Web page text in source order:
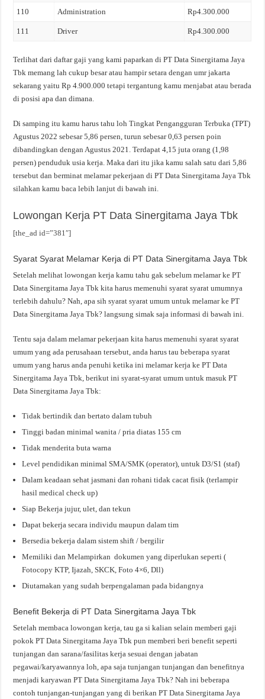
110 Administration Rp4.300.000
111 Driver Rp4.300.000
Terlihat dari daftar gaji yang kami paparkan di PT Data Sinergitama Jaya
Tbk memang lah cukup besar atau hampir setara dengan umr jakarta
sekarang yaitu Rp 4.900.000 tetapi tergantung kamu menjabat atau berada
di posisi apa dan dimana.
Di samping itu kamu harus tahu loh Tingkat Pengangguran Terbuka (TPT)
Agustus 2022 sebesar 5,86 persen, turun sebesar 0,63 persen poin
dibandingkan dengan Agustus 2021. Terdapat 4,15 juta orang (1,98
persen) penduduk usia kerja. Maka dari itu jika kamu salah satu dari 5,86
tersebut dan berminat melamar pekerjaan di PT Data Sinergitama Jaya Tbk
silahkan kamu baca lebih lanjut di bawah ini.
Lowongan Kerja PT Data Sinergitama Jaya Tbk
[the_ad id=”381″]
Syarat Syarat Melamar Kerja di PT Data Sinergitama Jaya Tbk
Setelah melihat lowongan kerja kamu tahu gak sebelum melamar ke PT
Data Sinergitama Jaya Tbk kita harus memenuhi syarat syarat umumnya
terlebih dahulu? Nah, apa sih syarat syarat umum untuk melamar ke PT
Data Sinergitama Jaya Tbk? langsung simak saja informasi di bawah ini.
Tentu saja dalam melamar pekerjaan kita harus memenuhi syarat syarat
umum yang ada perusahaan tersebut, anda harus tau beberapa syarat
umum yang harus anda penuhi ketika ini melamar kerja ke PT Data
Sinergitama Jaya Tbk, berikut ini syarat-syarat umum untuk masuk PT
Data Sinergitama Jaya Tbk:
Tidak bertindik dan bertato dalam tubuh
Tinggi badan minimal wanita / pria diatas 155 cm
Tidak menderita buta warna
Level pendidikan minimal SMA/SMK (operator), untuk D3/S1 (staf)
Dalam keadaan sehat jasmani dan rohani tidak cacat fisik (terlampir
hasil medical check up)
Siap Bekerja jujur, ulet, dan tekun
Dapat bekerja secara individu maupun dalam tim
Bersedia bekerja dalam sistem shift / bergilir
Memiliki dan Melampirkan dokumen yang diperlukan seperti (
Fotocopy KTP, Ijazah, SKCK, Foto 4×6, Dll)
Diutamakan yang sudah berpengalaman pada bidangnya
Benefit Bekerja di PT Data Sinergitama Jaya Tbk
Setelah membaca lowongan kerja, tau ga si kalian selain memberi gaji
pokok PT Data Sinergitama Jaya Tbk pun memberi beri benefit seperti
tunjangan dan sarana/fasilitas kerja sesuai dengan jabatan
pegawai/karyawannya loh, apa saja tunjangan tunjangan dan benefitnya
menjadi karyawan PT Data Sinergitama Jaya Tbk? Nah ini beberapa
contoh tunjangan-tunjangan yang di berikan PT Data Sinergitama Jaya